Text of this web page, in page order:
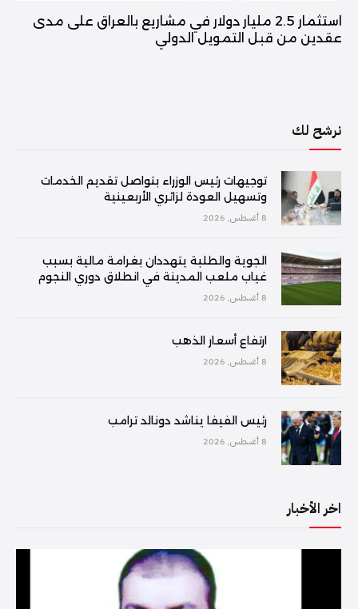
استثمار 2.5 مليار دولار في مشاريع بالعراق على مدى
عقدين من قبل التمويل الدولي
نرشح لك
توجيهات رئيس الوزراء بتواصل تقديم الخدمات
وتسهيل العودة لزائري الأربعينية
8 أغسطس, 2026
الجوية والطلبة يتهددان بغرامة مالية بسبب
غياب ملعب المدينة في انطلاق دوري النجوم
8 أغسطس, 2026
ارتفاع أسعار الذهب
8 أغسطس, 2026
رئيس الفيفا يناشد دونالد ترامب
8 أغسطس, 2026
اخر الأخبار